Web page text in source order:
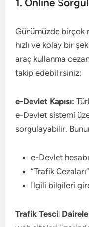
1. Online
Günümüzde birçok
hızlı ve kolay bir
araç kullanma
takip edebilirsiniz:
e-Devlet Kapısı:
e-Devlet sistemi
sorgulayabilir.
e-Devlet
“Trafik
İlgili bilgileri
Trafik Tescil